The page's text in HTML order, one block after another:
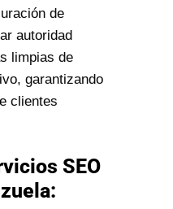
de
autoridad
limpias de
garantizando
clientes
SEO